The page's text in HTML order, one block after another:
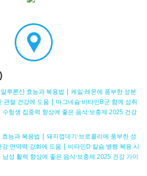
루론산 효능과 복용법 | 케일·레몬에 풍부한 성분
관절 건강에 도움 | 마그네슘·비타민B군 함께 섭취
험생 집중력 향상에 좋은 음식·보충제 2025 건강
효능과 복용법 | 돼지껍데기·브로콜리에 풍부한 성
·면역력 강화에 도움 | 비타민D·칼슘 병행 복용 시
성 활력 향상에 좋은 음식·보충제 2025 건강 가이